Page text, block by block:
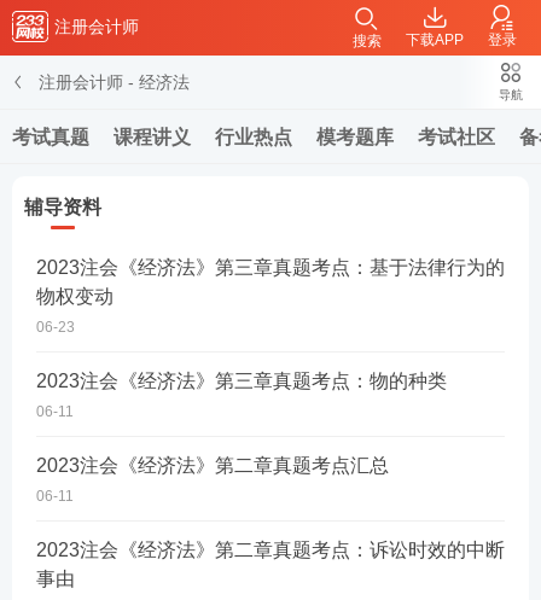
注册会计师
下载APP 登录
搜索
注册会计师 - 经济法
考试真题 课程讲义 行业热点 模考题库 考试社区
导航
辅导资料
2023注会《经济法》第三章真题考点：基于法律行为的
物权变动
06-23
2023注会《经济法》第三章真题考点：物的种类
06-11
2023注会《经济法》第二章真题考点汇总
06-11
2023注会《经济法》第二章真题考点：诉讼时效的中断
事由